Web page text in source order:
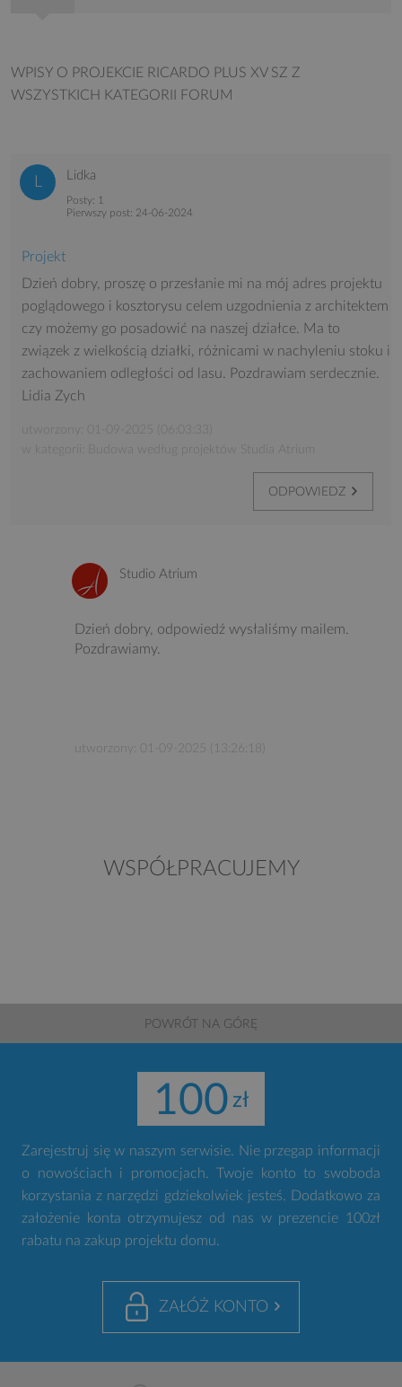
WPISY O PROJEKCIE RICARDO PLUS XV SZ Z
WSZYSTKICH KATEGORII FORUM
Lidka
Posty: 1
Pierwszy post: 24-06-2024
Projekt
Dzień dobry, proszę o przesłanie mi na mój adres projektu
poglądowego i kosztorysu celem uzgodnienia z architektem
czy możemy go posadowić na naszej działce. Ma to
związek z wielkością działki, różnicami w nachyleniu stoku i
zachowaniem odległości od lasu. Pozdrawiam serdecznie.
Lidia Zych
utworzony: 01-09-2025 (06:03:33)
w kategorii: Budowa według projektów Studia Atrium
ODPOWIEDZ
Studio Atrium
Dzień dobry, odpowiedź wysłaliśmy mailem.
Pozdrawiamy.
utworzony: 01-09-2025 (13:26:18)
WSPÓŁPRACUJEMY
POWRÓT NA GÓRĘ
100
Zarejestruj się w naszym serwisie. Nie przegap informacji
o nowościach i promocjach. Twoje konto to swoboda
korzystania z narzędzi gdziekolwiek jesteś. Dodatkowo za
założenie konta otrzymujesz od nas w prezencie 100zł
rabatu na zakup projektu domu.
ZAŁÓŻ KONTO